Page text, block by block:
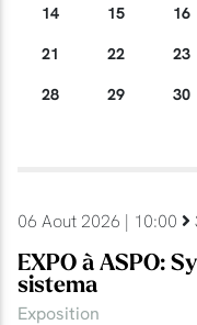
14 15 16
21 22 23
28 29 30
06 Aout 2026 | 10:00
EXPO à ASPO:
sistema
Exposition